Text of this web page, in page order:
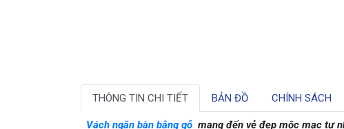
THÔNG TIN CHI TIẾT BẢN ĐỒ CHÍNH SÁCH
Vách ngăn bàn bằng gỗ mang đến vẻ đẹp mộc mạc tự